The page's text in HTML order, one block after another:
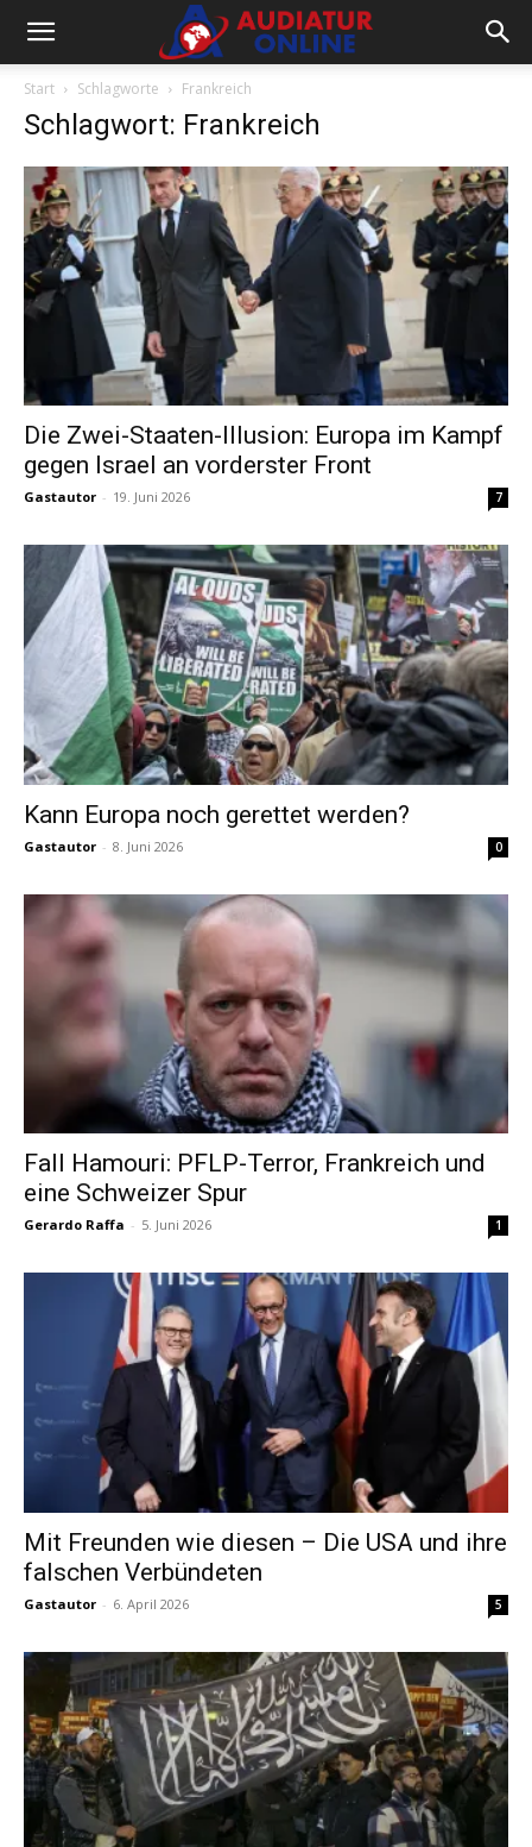
Start Schlagworte Frankreich
Schlagwort: Frankreich
Die Zwei-Staaten-Illusion: Europa im Kampf
gegen Israel an vorderster Front
Gastautor - 19. Juni 2026 7
Kann Europa noch gerettet werden?
Gastautor - 8. Juni 2026 0
Fall Hamouri: PFLP-Terror, Frankreich und
eine Schweizer Spur
Gerardo Raffa - 5. Juni 2026 1
Mit Freunden wie diesen – Die USA und ihre
falschen Verbündeten
Gastautor - 6. April 2026 5